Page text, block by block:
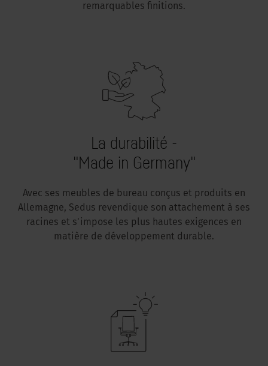
remarquables finitions.
La durabilité -
"Made in Germany"
Avec ses meubles de bureau conçus et produits en
Allemagne, Sedus revendique son attachement à ses
racines et s'impose les plus hautes exigences en
matière de développement durable.